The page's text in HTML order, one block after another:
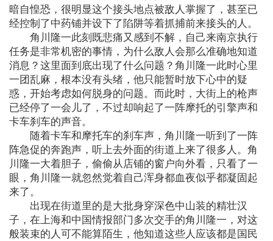
暗自惶恐，很明显这个接头地点被敌人掌握了，甚至已
经控制了中药铺并设下了陷阱等着抓捕前来接头的人。
角川隆一此刻既悲痛又感到不解，自己来南京执行
任务是非常机密的事情，为什么敌人会那么准确地知道
消息？这里面到底出现了什么问题？角川隆一此时心里
一团乱麻，根本没有头绪，他只能暂时放下心中的疑
惑，开始考虑如何脱身的问题。而此时，大街上的枪声
已经停了一会儿了，不过却响起了一阵摩托的引擎声和
卡车刹车的声音。
随着卡车和摩托车的刹车声，角川隆一听到了一阵
阵急促的奔跑声，听上去外面的街道上来了很多人。角
川隆一大着胆子，偷偷从店铺的窗户向外看，只看了一
眼，角川隆一就忽然觉着自己浑身都血夜似乎都凝固起
来了。
出现在街道里的是大批身穿深色中山装的精壮汉
子，在上海和中国情报部门多次交手的角川隆一，对这
般装束的人可不能算陌生，他知道这些人应该都是国民